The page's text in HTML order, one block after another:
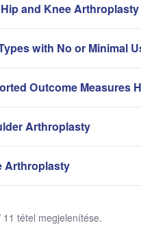
and Knee Arthroplasty
with No or Minimal
Outcome Measures
Arthroplasty
Arthroplasty
11 tétel megjelenítése.